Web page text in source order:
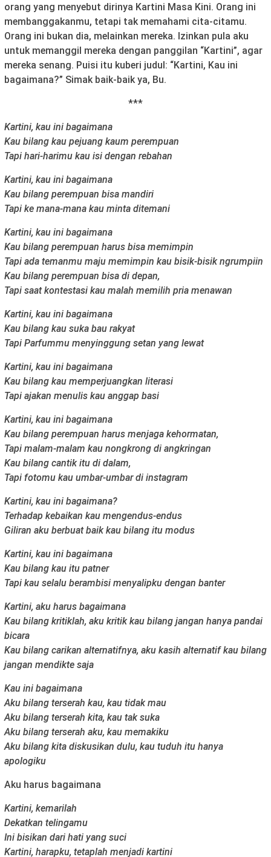
orang yang menyebut dirinya Kartini Masa Kini. Orang ini
membanggakanmu, tetapi tak memahami cita-citamu.
Orang ini bukan dia, melainkan mereka. Izinkan pula aku
untuk memanggil mereka dengan panggilan “Kartini”, agar
mereka senang. Puisi itu kuberi judul: “Kartini, Kau ini
bagaimana?” Simak baik-baik ya, Bu.
***
Kartini, kau ini bagaimana
Kau bilang kau pejuang kaum perempuan
Tapi hari-harimu kau isi dengan rebahan
Kartini, kau ini bagaimana
Kau bilang perempuan bisa mandiri
Tapi ke mana-mana kau minta ditemani
Kartini, kau ini bagaimana
Kau bilang perempuan harus bisa memimpin
Tapi ada temanmu maju memimpin kau bisik-bisik ngrumpiin
Kau bilang perempuan bisa di depan,
Tapi saat kontestasi kau malah memilih pria menawan
Kartini, kau ini bagaimana
Kau bilang kau suka bau rakyat
Tapi Parfummu menyinggung setan yang lewat
Kartini, kau ini bagaimana
Kau bilang kau memperjuangkan literasi
Tapi ajakan menulis kau anggap basi
Kartini, kau ini bagaimana
Kau bilang perempuan harus menjaga kehormatan,
Tapi malam-malam kau nongkrong di angkringan
Kau bilang cantik itu di dalam,
Tapi fotomu kau umbar-umbar di instagram
Kartini, kau ini bagaimana?
Terhadap kebaikan kau mengendus-endus
Giliran aku berbuat baik kau bilang itu modus
Kartini, kau ini bagaimana
Kau bilang kau itu patner
Tapi kau selalu berambisi menyalipku dengan banter
Kartini, aku harus bagaimana
Kau bilang kritiklah, aku kritik kau bilang jangan hanya pandai
bicara
Kau bilang carikan alternatifnya, aku kasih alternatif kau bilang
jangan mendikte saja
Kau ini bagaimana
Aku bilang terserah kau, kau tidak mau
Aku bilang terserah kita, kau tak suka
Aku bilang terserah aku, kau memakiku
Aku bilang kita diskusikan dulu, kau tuduh itu hanya
apologiku
Aku harus bagaimana
Kartini, kemarilah
Dekatkan telingamu
Ini bisikan dari hati yang suci
Kartini, harapku, tetaplah menjadi kartini